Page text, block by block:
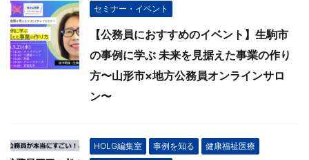
セミナー・イベント
【公務員におすすめのイベント】生駒市
の事例に学ぶ 未来を見据えた事業の作り
方〜山形市×地方公務員オンラインサロ
ン〜
HOLG編集室 事例を知る
健康福祉医療